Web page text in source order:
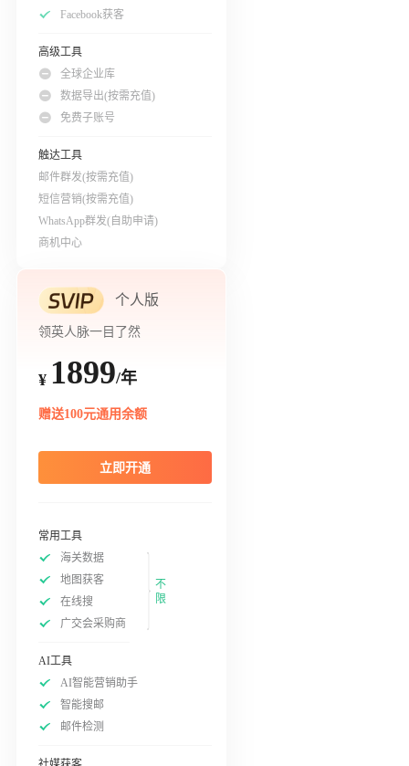
Facebook获客
高级工具
全球企业库
数据导出(按需充值)
免费子账号
触达工具
邮件群发(按需充值)
短信营销(按需充值)
WhatsApp群发(自助申请)
商机中心
个人版
领英人脉一目了然
¥ 1899/年
赠送100元通用余额
立即开通
常用工具
海关数据
地图获客
在线搜
广交会采购商
不
限
AI工具
AI智能营销助手
智能搜邮
邮件检测